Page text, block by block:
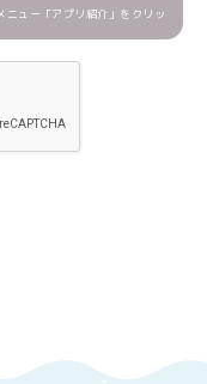
ニュー「アプリ紹介」をクリッ